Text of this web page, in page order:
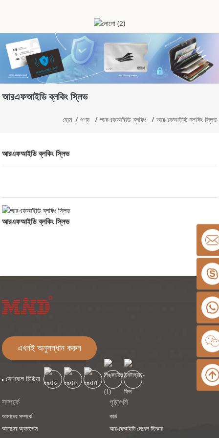
আরএফআইডি ব্লকিং স্লিভ
হোম পণ্য আরএফআইডি ব্লকিং আরএফআইডি ব্লকিং স্লিভ
আরএফআইডি ব্লকিং স্লিভ
আরএফআইডি ব্লকিং স্লিভ
এখনই অনুসন্ধান করুন
সোশ্যাল মিডিয়া
সম্পর্কে
আমাদের সম্পর্কে
আমাদের অ্যাডভেস
পৃষ্ঠাগুলি
কার্ড
আরএফআইডি লেবেল স্টিকার